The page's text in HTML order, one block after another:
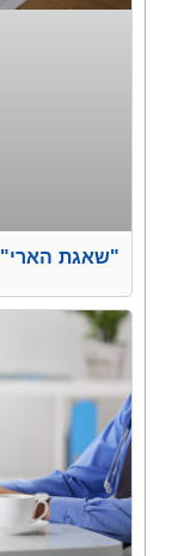
"שאגת הארי"